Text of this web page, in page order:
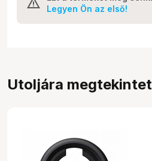
Legyen Ön az első!
Utoljára